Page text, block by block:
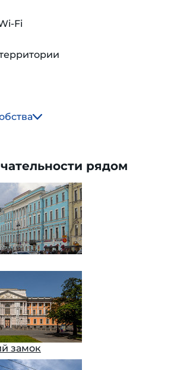
Fi
рядом
замок